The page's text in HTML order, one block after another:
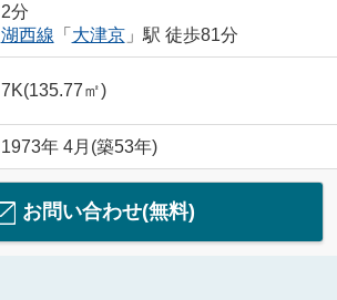
2分
湖西線 「 大津京」駅 徒歩81分
7K(135.77㎡)
1973年 4月(築53年)
お問い合わせ(無料)